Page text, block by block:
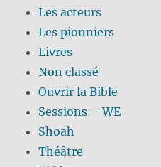
Les acteurs
Les pionniers
Livres
Non classé
Ouvrir la Bible
Sessions – WE
Shoah
Théâtre